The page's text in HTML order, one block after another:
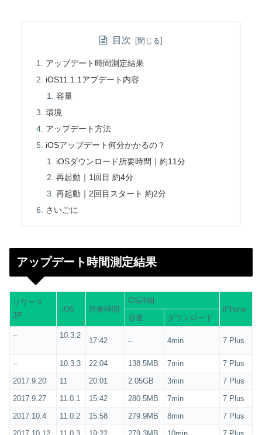
目次
アップデート時間測定結果
iOS11.1.1アプデート内容
容量
環境
アップデート方法
iOSアップデート何分かかるの？
iOSダウンロード所要時間｜約11分
再起動｜1回目 約4分
再起動｜2回目スタート 約2分
さいごに
アップデート時間測定結果
リリース
JP
iOS 所要時間
OS詳細
iPhone
容量
ダウンロード
–
10.3.2
17:42 – 4min 7 Plus
– 10.3.3 22:04 138.5MB 7min
7 Plus
2017.9.20
11 20:01 2.05GB 3min
7 Plus
2017.9.27
11.0.1 15:42 280.5MB 7min
7 Plus
2017.10.4
11.0.2 15:58 279.9MB 8min
7 Plus